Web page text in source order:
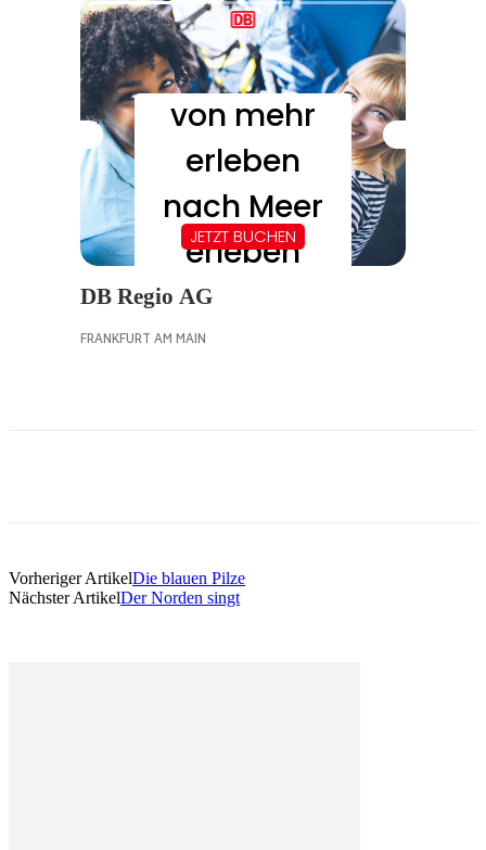
Vorheriger ArtikelDie blauen Pilze
Nächster ArtikelDer Norden singt